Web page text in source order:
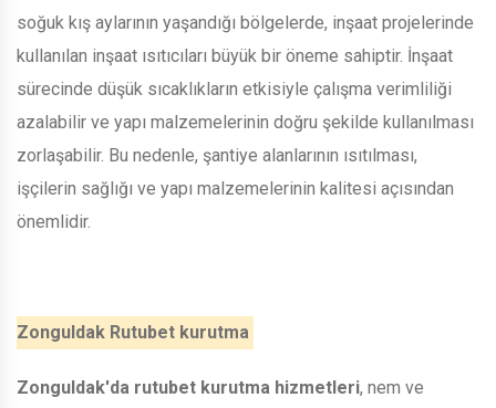
soğuk kış aylarının yaşandığı bölgelerde, inşaat projelerinde
kullanılan inşaat ısıtıcıları büyük bir öneme sahiptir. İnşaat
sürecinde düşük sıcaklıkların etkisiyle çalışma verimliliği
azalabilir ve yapı malzemelerinin doğru şekilde kullanılması
zorlaşabilir. Bu nedenle, şantiye alanlarının ısıtılması,
işçilerin sağlığı ve yapı malzemelerinin kalitesi açısından
önemlidir.
Zonguldak Rutubet kurutma
Zonguldak'da rutubet kurutma hizmetleri, nem ve